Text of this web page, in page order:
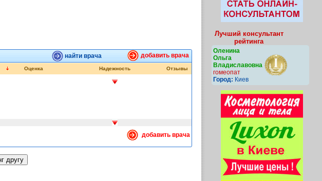
найти врача добавить врача
Оценка Надежность Отзывы
добавить врача
Лучший консультант
рейтинга
Оленина
Ольга
Владиславовна
гомеопат
Город: Киев